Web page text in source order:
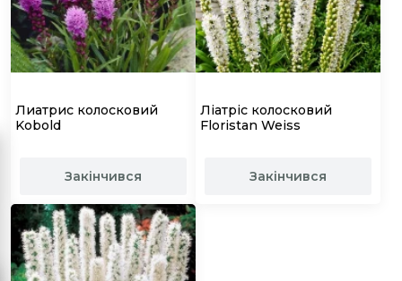
Лиатрис колосковий
Kobold
Закінчився
Ліатріс колосковий
Floristan Weiss
Закінчився